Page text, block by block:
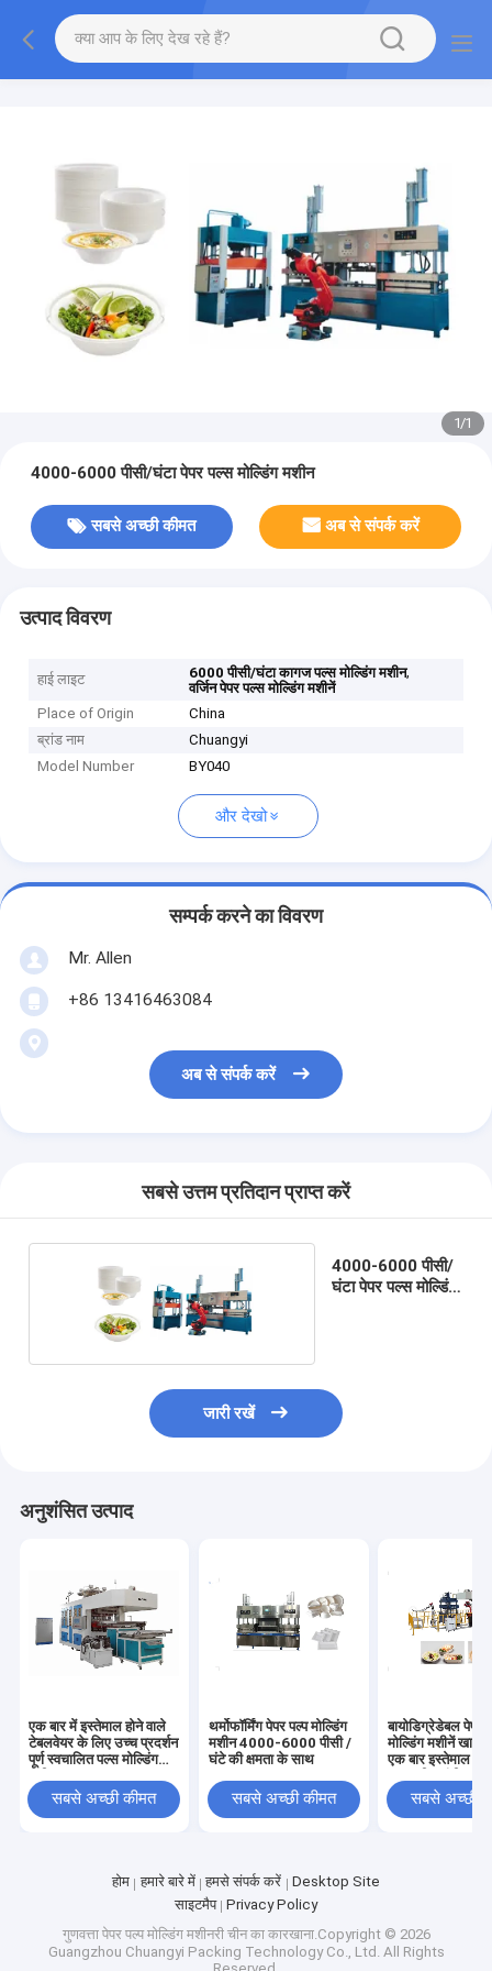
1/1
4000-6000 पीसी/घंटा पेपर पल्स मोल्डिंग मशीन
सबसे अच्छी कीमत अब से संपर्क करें
उत्पाद विवरण
हाई लाइट 6000 पीसी/घंटा कागज पल्स मोल्डिंग मशीन,
वर्जिन पेपर पल्स मोल्डिंग मशीनें
Place of Origin
China
ब्रांड नाम
Chuangyi
Model Number
BY040
और देखो
सम्पर्क करने का विवरण
Mr. Allen
+86 13416463084
अब से संपर्क करें
सबसे उत्तम प्रतिदान प्राप्त करें
4000-6000 पीसी/
घंटा पेपर पल्स मोल्डिंग
जारी रखें
अनुशंसित उत्पाद
एक बार में इस्तेमाल होने वाले
टेबलवेयर के लिए उच्च प्रदर्शन
पूर्ण स्वचालित पल्स मोल्डिंग
सबसे अच्छी कीमत
थर्मोफॉर्मिंग पेपर पल्प मोल्डिंग
मशीन 4000-6000 पीसी /
घंटे की क्षमता के साथ
सबसे अच्छी कीमत
बायोडिग्रेडेबल पेपर
मोल्डिंग मशीनें खाद्य
एक बार इस्तेमाल
सबसे अच्छी
होम हमारे बारे में हमसे संपर्क करें
Desktop Site
साइटमैप
Privacy Policy
गुणवत्ता पेपर पल्प मोल्डिंग मशीनरीचीन का कारखाना.Copyright © 2026
Guangzhou Chuangyi Packing Technology Co., Ltd. All Rights